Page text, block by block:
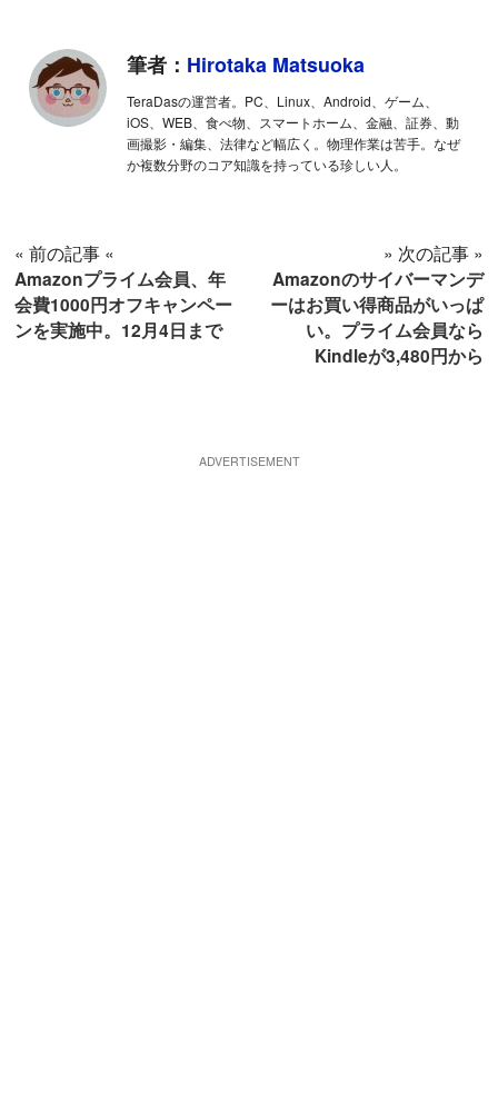
筆者： Hirotaka Matsuoka
TeraDasの運営者。PC、Linux、Android、ゲーム、
iOS、WEB、食べ物、スマートホーム、金融、証券、動
画撮影・編集、法律など幅広く。物理作業は苦手。なぜ
か複数分野のコア知識を持っている珍しい人。
« 前の記事 «
Amazonプライム会員、年
会費1000円オフキャンペー
ンを実施中。12月4日まで
» 次の記事 »
Amazonのサイバーマンデ
ーはお買い得商品がいっぱ
い。プライム会員なら
Kindleが3,480円から